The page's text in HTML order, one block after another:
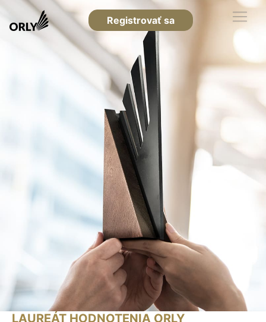
Registrovať sa
LAUREÁT HODNOTENIA ORLY